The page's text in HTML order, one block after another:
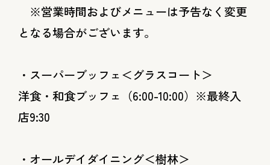
※営業時間およびメニューは予告なく変更
となる場合がございます。
・スーパーブッフェ＜グラスコート＞
洋食・和食ブッフェ（6:00-10:00）※最終入
店9:30
・オールデイダイニング＜樹林＞